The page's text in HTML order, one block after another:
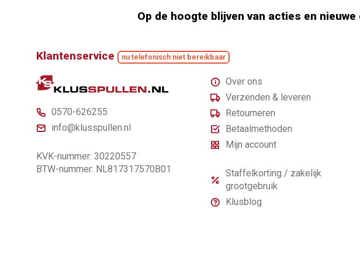
Op de hoogte blijven van acties en
Klantenservice nu telefonisch niet bereikbaar
0570-626255
info@klusspullen.nl
KVK-nummer: 30220557
BTW-nummer: NL817317570B01
Over ons
Verzenden & leveren
Retourneren
Betaalmethoden
Mijn account
Staffelkorting / zakelijk
grootgebruik
Klusblog